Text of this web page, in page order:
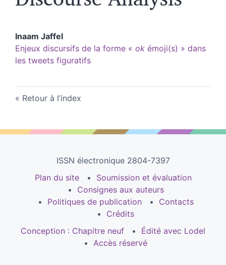
Inaam Jaffel
Enjeux discursifs de la forme « ok émoji(s) » dans
les tweets figuratifs
Retour à l’index
ISSN électronique 2804-7397
Plan du site
Soumission et évaluation
Consignes aux auteurs
Politiques de publication
Contacts
Crédits
Conception : Chapitre neuf
Édité avec Lodel
Accès réservé